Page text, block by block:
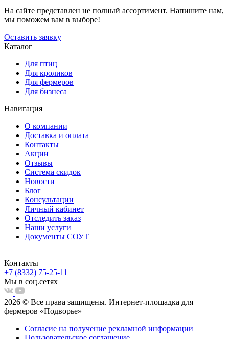
На сайте представлен не полный ассортимент. Напишите нам,
мы поможем вам в выборе!
Оставить заявку
Каталог
Для птиц
Для кроликов
Для фермеров
Для бизнеса
Навигация
О компании
Доставка и оплата
Контакты
Акции
Отзывы
Система скидок
Новости
Блог
Консультации
Личный кабинет
Отследить заказ
Наши услуги
Документы СОУТ
Контакты
+7 (8332) 75-25-11
Мы в соц.сетях
2026 © Все права защищены. Интернет-площадка для
фермеров «Подворье»
Согласие на получение рекламной информации